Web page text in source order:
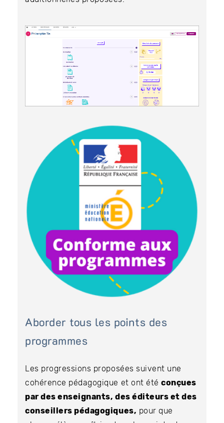
Aborder tous les points des
programmes
Les progressions proposées suivent une
cohérence pédagogique et ont étéconçues
par des enseignants, des éditeurs et des
conseillers pédagogiques, pour que